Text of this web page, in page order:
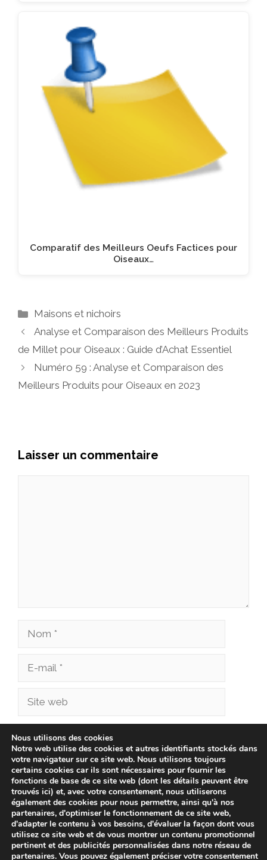
Comparatif des Meilleurs Oeufs Factices pour
Oiseaux…
Catégories
Maisons et nichoirs
Analyse et Comparaison des Meilleurs Produits
de Millet pour Oiseaux : Guide d’Achat Essentiel
Numéro 59 : Analyse et Comparaison des
Meilleurs Produits pour Oiseaux en 2023
Laisser un commentaire
Nom
Site
Enregistrer mon nom, mon e-mail et mon site
dans le navigateur pour mon prochain
commentaire.
Nous utilisons des cookies
Notre web utilise des cookies et autres identifiants stockés dans
votre navigateur sur ce site web. Nous utilisons toujours
certains cookies car ils sont nécessaires pour fournir les
fonctions de base de ce site web (dont les détails peuvent être
trouvés ici) et, avec votre consentement, nous utiliserons
également des cookies pour nous permettre, ainsi qu'à nos
partenaires, d'optimiser le fonctionnement de ce site web,
d'adapter le contenu à vos besoins, d'évaluer la façon dont vous
utilisez ce site web et de vous montrer un contenu promotionnel
pertinent et des publicités personnalisées dans notre réseau de
partenaires. Vous pouvez également préciser votre consentement